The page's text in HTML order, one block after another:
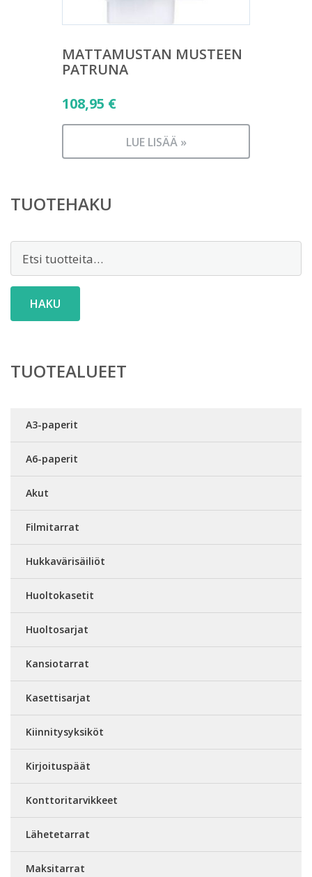
MATTAMUSTAN MUSTEEN
PATRUNA
108,95 €
LUE LISÄÄ »
TUOTEHAKU
HAKU
TUOTEALUEET
A3-paperit
A6-paperit
Akut
Filmitarrat
Hukkavärisäiliöt
Huoltokasetit
Huoltosarjat
Kansiotarrat
Kasettisarjat
Kiinnitysyksiköt
Kirjoituspäät
Konttoritarvikkeet
Lähetetarrat
Maksitarrat